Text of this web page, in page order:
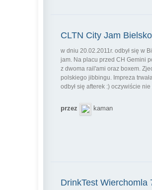
CLTN City Jam
w dniu 20.02.2011r. odbył się w
jam. Na placu przed CH Gemini
z dwoma rail'ami oraz boxem.
polskiego jibbingu. Impreza
odbył się afterek :) oczywiście nie
przez kaman
DrinkTest Wierchomla